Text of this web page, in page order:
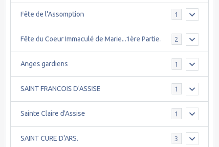
Fête de l'Assomption 1
Fête du Coeur Immaculé de Marie...1ère Partie. 2
Anges gardiens 1
SAINT FRANCOIS D'ASSISE 1
Sainte Claire d'Assise 1
SAINT CURE D'ARS. 3